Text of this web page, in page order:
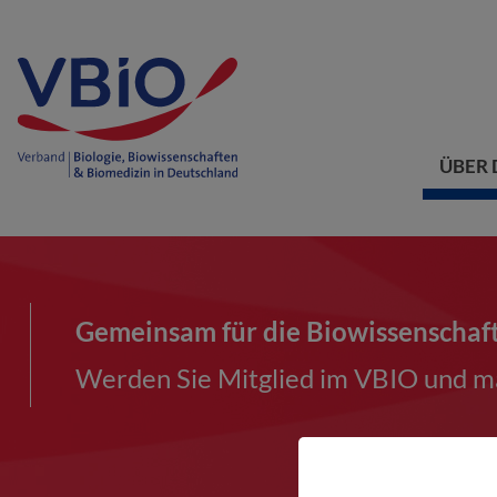
ÜBER
Gemeinsam für die
Werden Sie Mitglied im VBIO und